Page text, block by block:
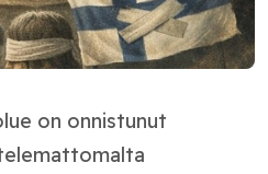
on onnistunut